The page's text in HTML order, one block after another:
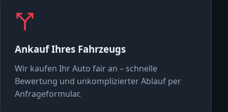
Ankauf Ihres Fahrzeugs
Wir kaufen Ihr Auto fair an – schnelle
Bewertung und unkomplizierter Ablauf per
Anfrageformular.